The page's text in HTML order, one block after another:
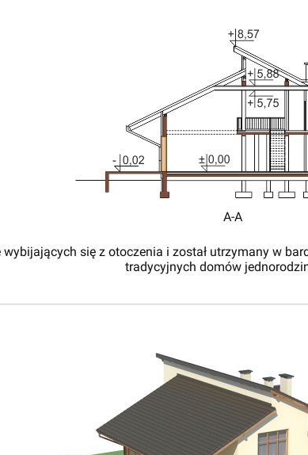
A-A
wybijających się z otoczenia i został utrzymany w
tradycyjnych domów